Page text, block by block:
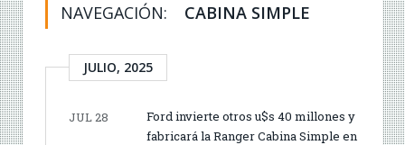
NAVEGACIÓN: CABINA SIMPLE
JULIO, 2025
JUL 28
Ford invierte otros u$s 40 millones y
fabricará la Ranger Cabina Simple en